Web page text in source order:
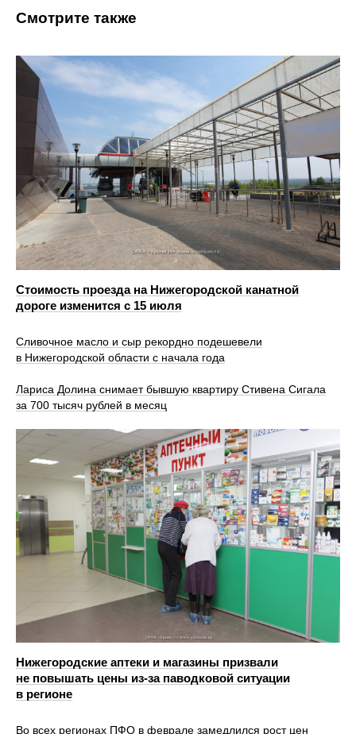
Смотрите также
Стоимость проезда на Нижегородской канатной
дороге изменится с 15 июля
Сливочное масло и сыр рекордно подешевели
в Нижегородской области с начала года
Лариса Долина снимает бывшую квартиру Стивена Сигала
за 700 тысяч рублей в месяц
Нижегородские аптеки и магазины призвали
не повышать цены из-за паводковой ситуации
в регионе
Во всех регионах ПФО в феврале замедлился рост цен